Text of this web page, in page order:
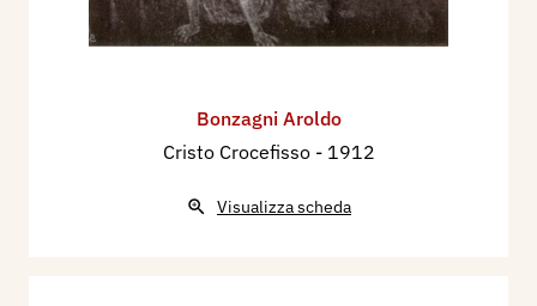
Bonzagni Aroldo
Cristo Crocefisso - 1912
Visualizza scheda